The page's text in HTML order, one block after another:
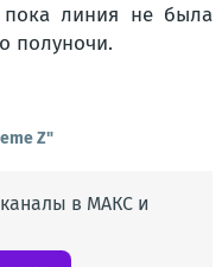
пока линия не была
полуночи.
Z"
в МАКС и